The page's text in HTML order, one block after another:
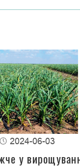
2024-06-03
у